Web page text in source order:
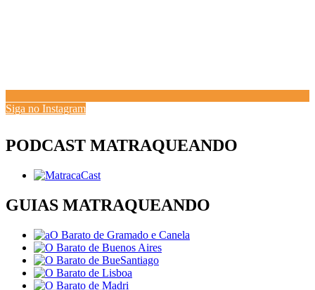
Siga no Instagram
PODCAST MATRAQUEANDO
GUIAS MATRAQUEANDO